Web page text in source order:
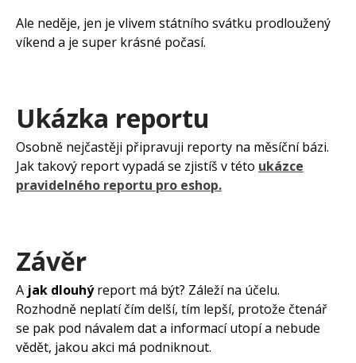
Ale neděje, jen je vlivem státního svátku prodloužený
víkend a je super krásné počasí.
Ukázka reportu
Osobně nejčastěji připravuji reporty na měsíční bázi.
Jak takový report vypadá se zjistíš v této ukázce
pravidelného reportu pro eshop.
Závěr
A jak dlouhýreport má být? Záleží na účelu.
Rozhodně neplatí čím delší, tím lepší, protože čtenář
se pak pod návalem dat a informací utopí a nebude
vědět, jakou akci má podniknout.